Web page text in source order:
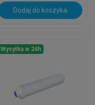
Dodaj do koszyka
Wysyłka w 24h